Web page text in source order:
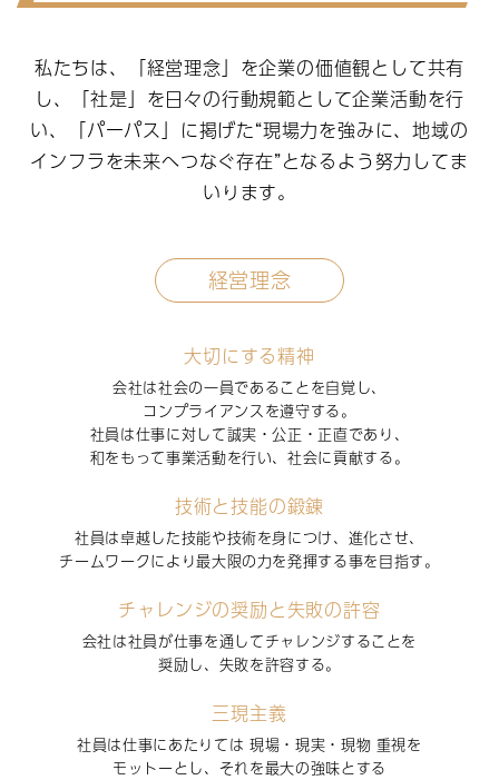
私たちは、「経営理念」を企業の価値観として共有
し、
「社是」を日々の行動規範として企業活動を行
い、
「パーパス」に掲げた“現場力を強みに、地域の
インフラを未来へつなぐ存在”となるよう努力してま
いります。
経営理念
大切にする精神
会社は社会の一員であることを自覚し、
コンプライアンスを遵守する。
社員は仕事に対して誠実・公正・正直であり、
和をもって事業活動を行い、社会に貢献する。
技術と技能の鍛錬
社員は卓越した技能や技術を身につけ、進化させ、
チームワークにより最大限の力を発揮する事を目指す。
チャレンジの奨励と失敗の許容
会社は社員が仕事を通してチャレンジすることを
奨励し、失敗を許容する。
三現主義
社員は仕事にあたりては 現場・現実・現物 重視を
モットーとし、それを最大の強味とする